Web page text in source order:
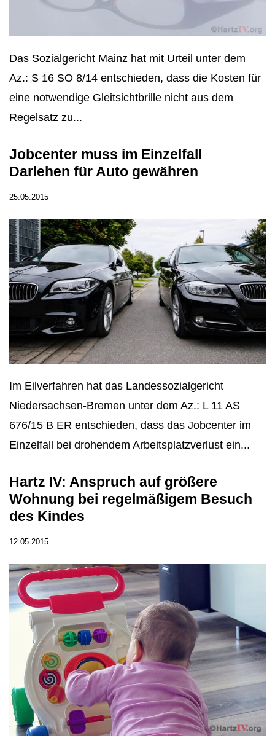
Das Sozialgericht Mainz hat mit Urteil unter dem
Az.: S 16 SO 8/14 entschieden, dass die Kosten für
eine notwendige Gleitsichtbrille nicht aus dem
Regelsatz zu...
Jobcenter muss im Einzelfall
Darlehen für Auto gewähren
25.05.2015
Im Eilverfahren hat das Landessozialgericht
Niedersachsen-Bremen unter dem Az.: L 11 AS
676/15 B ER entschieden, dass das Jobcenter im
Einzelfall bei drohendem Arbeitsplatzverlust ein...
Hartz IV: Anspruch auf größere
Wohnung bei regelmäßigem Besuch
des Kindes
12.05.2015